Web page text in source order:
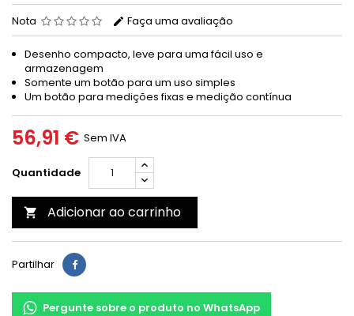
Nota Faça uma avaliação
Desenho compacto, leve para uma fácil uso e
armazenagem
Somente um botão para um uso simples
Um botão para medições fixas e medição contínua
56,91 € Sem IVA
Quantidade
 Adicionar ao carrinho
Partilhar
Pergunte sobre o produto no WhatsApp